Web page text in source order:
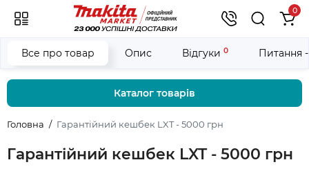
0
Каталог товарів
Головна Гарантійний кешбек LXT - 5000 грн
Гарантійний кешбек LXT - 5000 грн
Все про товар Опис Відгуки 0 Питання